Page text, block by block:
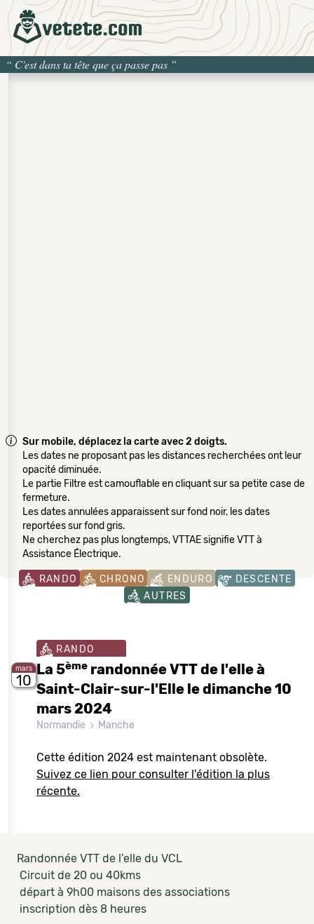
“ C'est dans ta tête que ça passe pas ”
Sur mobile, déplacez la carte avec 2 doigts.
Les dates ne proposant pas les distances recherchées ont leur
opacité diminuée.
Le partie Filtre est camouflable en cliquant sur sa petite case de
fermeture.
Les dates annulées apparaissent sur fond noir, les dates
reportées sur fond gris.
Ne cherchez pas plus longtemps, VTTAE signifie VTT à
Assistance Électrique.
RANDO CHRONO ENDURO
DESCENTE
AUTRES
mars
10
RANDO
La 5ème randonnée VTT de l'elle à
Saint-Clair-sur-l'Elle le dimanche 10
mars 2024
Normandie Manche
Cette édition 2024 est maintenant obsolète.
Suivez ce lien pour consulter l'édition la plus
récente.
Randonnée VTT de l’elle du VCL
Circuit de 20 ou 40kms
départ à 9h00 maisons des associations
inscription dès 8 heures